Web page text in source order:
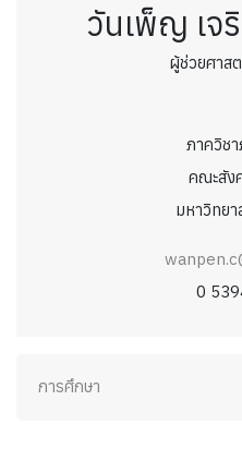
วันเพ็ญ เจ
ผู้ช่วยศาส
ภาควิช
คณะสัง
มหาวิทยา
0
การศึกษา